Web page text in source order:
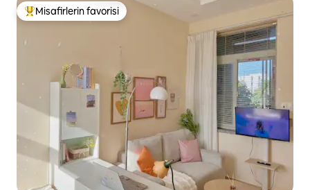
Misafirlerin favorilerinden en beğenilenler arasında
Misafirlerin favorisi